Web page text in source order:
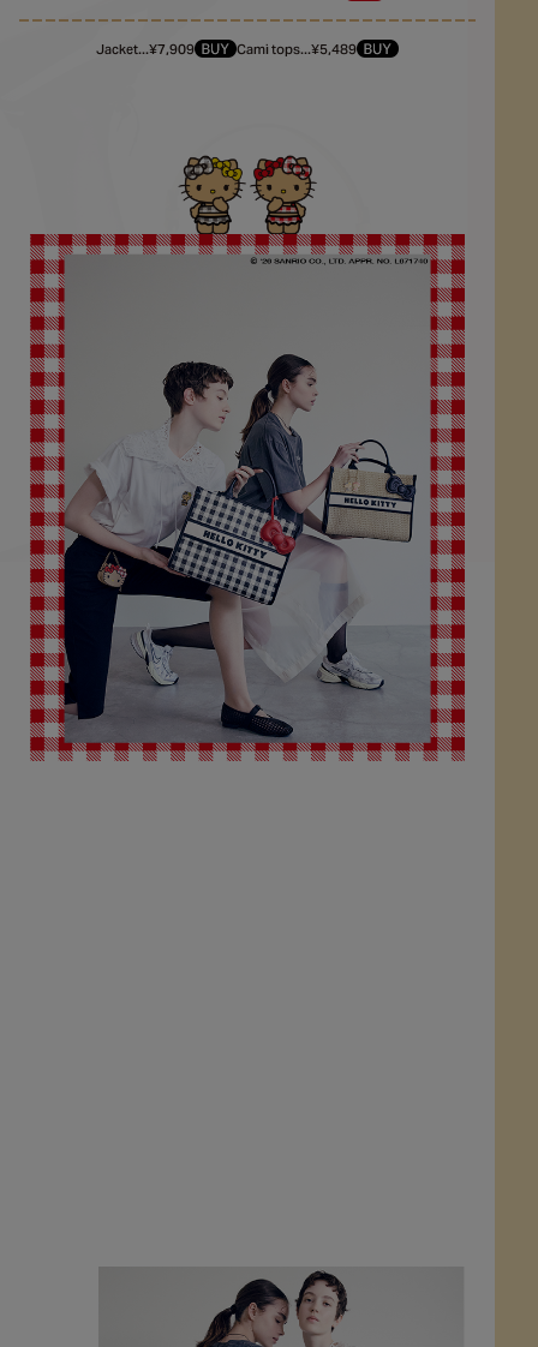
Jacket...¥7,909 Cami tops...¥5,489
Tote Bag with Ribbon Charm...¥7,909